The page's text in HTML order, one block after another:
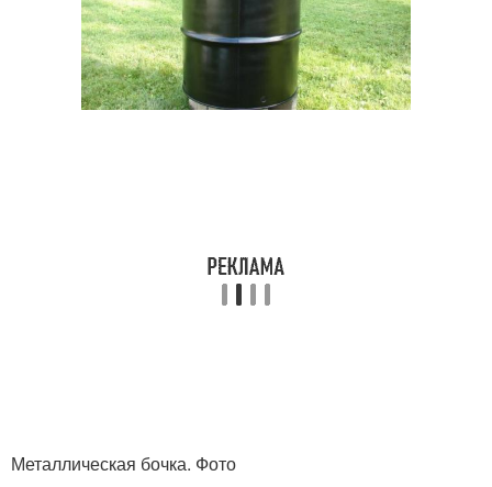
Металлическая бочка. Фото